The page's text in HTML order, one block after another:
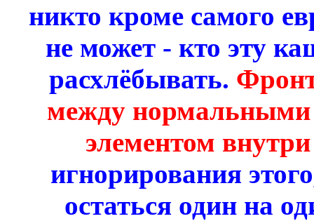
никто кроме самого
не может - кто эту
расхлёбывать.
между
элементом
игнорирования
остаться один на